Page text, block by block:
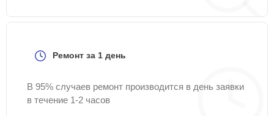
Ремонт за 1 день
В 95% случаев ремонт производится в день заявки
в течение 1-2 часов